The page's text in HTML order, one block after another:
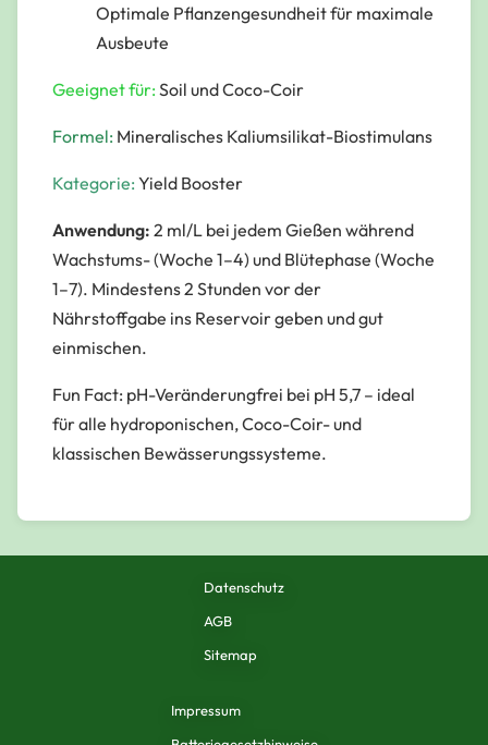
Optimale Pflanzengesundheit für maximale
Ausbeute
Geeignet für: Soil und Coco-Coir
Formel: Mineralisches Kaliumsilikat-Biostimulans
Kategorie: Yield Booster
Anwendung: 2 ml/L bei jedem Gießen während
Wachstums- (Woche 1–4) und Blütephase (Woche
1–7). Mindestens 2 Stunden vor der
Nährstoffgabe ins Reservoir geben und gut
einmischen.
Fun Fact: pH-Veränderungfrei bei pH 5,7 – ideal
für alle hydroponischen, Coco-Coir- und
klassischen Bewässerungssysteme.
Datenschutz
AGB
Sitemap
Impressum